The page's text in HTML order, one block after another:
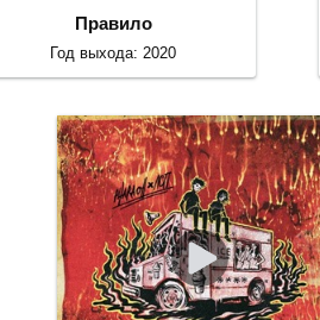
Правило
Год выхода: 2020